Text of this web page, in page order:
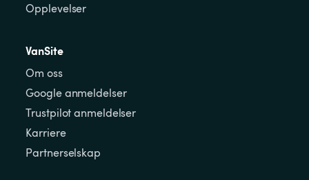
Opplevelser
VanSite
Om oss
Google anmeldelser
Trustpilot anmeldelser
Karriere
Partnerselskap